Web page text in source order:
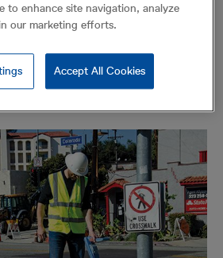
dei rilievi topografici
to enhance site navigation, analyze
our marketing efforts.
Accept All Cookies